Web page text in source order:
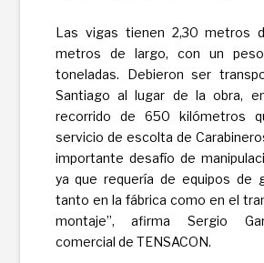
Las vigas tienen 2,30 metros
metros de largo, con un
toneladas. Debieron ser
Santiago al lugar de la obra,
recorrido de 650 kilómetros
servicio de escolta de
importante desafío de
ya que requería de equipos de
tanto en la fábrica como en el
montaje”, afirma Sergio
comercial de TENSACON.